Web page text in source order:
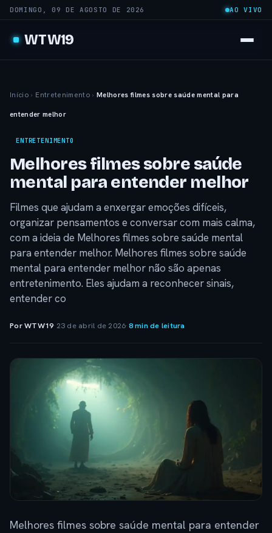
DOMINGO, 09 DE AGOSTO DE 2026 AO VIVO
WTW19
Início › Entretenimento › Melhores filmes sobre saúde mental para
entender melhor
ENTRETENIMENTO
Melhores filmes sobre saúde
mental para entender melhor
Filmes que ajudam a enxergar emoções difíceis,
organizar pensamentos e conversar com mais calma,
com a ideia de Melhores filmes sobre saúde mental
para entender melhor. Melhores filmes sobre saúde
mental para entender melhor não são apenas
entretenimento. Eles ajudam a reconhecer sinais,
entender co
Por WTW19· 23 de abril de 2026·8 min de leitura
Melhores filmes sobre saúde mental para entender